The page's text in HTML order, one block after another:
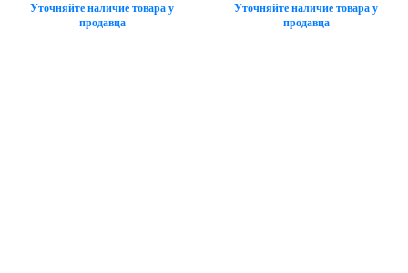
Уточняйте наличие товара у
продавца
Уточняйте наличие товара у
продавца